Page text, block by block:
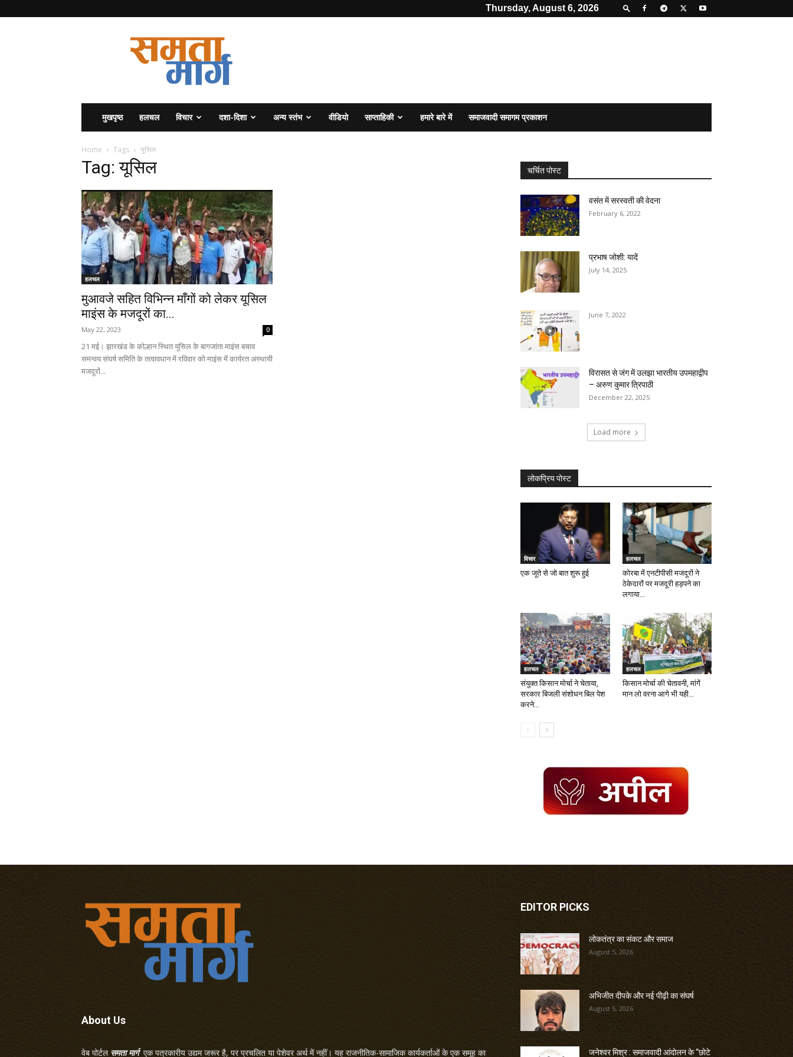
Thursday, August 6, 2026
मुखपृष्ठ हलचल विचार दशा-दिशा अन्य स्तंभ वीडियो साप्ताहिकी हमारे बारे में समाजवादी समागम प्रकाशन
Home Tags यूसिल
Tag: यूसिल
हलचल
मुआवजे सहित विभिन्न माँगों को लेकर यूसिल
माइंस के मजदूरों का...
May 22, 2023 0
21 मई। झारखंड के कोल्हान स्थित यूसिल के बागजांता माइंस बचाव
समन्वय संघर्ष समिति के तत्वावधान में रविवार को माइंस में कार्यरत अस्थायी
मजदूरों...
चर्चित पोस्ट
वसंत में सरस्वती की वेदना
February 6, 2022
प्रभाष जोशी: यादें
July 14, 2025
June 7, 2022
विरासत से जंग में उलझा भारतीय उपमहाद्वीप
– अरुण कुमार त्रिपाठी
December 22, 2025
Load more
लोकप्रिय पोस्ट
विचार
एक जूते से जो बात शुरू हुई
हलचल
कोरबा में एनटीपीसी मजदूरों ने
ठेकेदारों पर मजदूरी हड़पने का
लगाया...
हलचल
संयुक्त किसान मोर्चा ने चेताया,
सरकार बिजली संशोधन बिल पेश
करने...
हलचल
किसान मोर्चा की चेतावनी, मांगें
मान लो वरना आगे भी यही...
About Us
वेब पोर्टल समता मार्गएक पत्रकारीय उद्यम जरूर है, पर प्रचलित या पेशेवर अर्थ में नहीं। यह राजनीतिक-सामाजिक कार्यकर्ताओं के एक समूह का
EDITOR PICKS
लोकतंत्र का संकट और समाज
August 5, 2026
अभिजीत दीपके और नई पीढ़ी का संघर्ष
August 5, 2026
जनेश्वर मिश्र : समाजवादी आंदोलन के “छोटे